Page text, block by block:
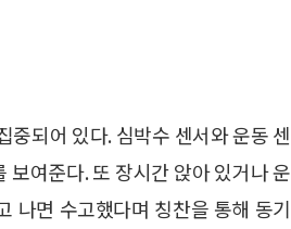
중되어 있다. 심박수 센서와 운동 센
여준다. 또 장시간 앉아 있거나 운
나면 수고했다며 칭찬을 통해 동기